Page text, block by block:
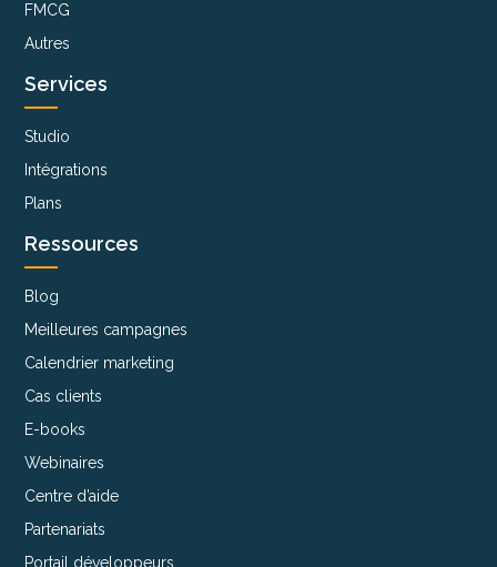
FMCG
Autres
Services
Studio
Intégrations
Plans
Ressources
Blog
Meilleures campagnes
Calendrier marketing
Cas clients
E-books
Webinaires
Centre d’aide
Partenariats
Portail développeurs